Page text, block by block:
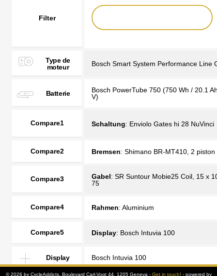
Filter
Type de
moteur
Bosch Smart System Performance Line
Batterie
Bosch PowerTube 750 (750 Wh / 20.1
V)
Compare1 Schaltung: Enviolo Gates hi 28 NuVinci
Compare2 Bremsen: Shimano BR-MT410, 2 piston
Compare3 Gabel: SR Suntour Mobie25 Coil, 15 x
75
Compare4 Rahmen: Aluminium
Compare5 Display: Bosch Intuvia 100
Display Bosch Intuvia 100
© 2026 by CycleAddicts, Boulevard Carl-Vogt 44, 1205 Geneva - Get in touch! - powered by